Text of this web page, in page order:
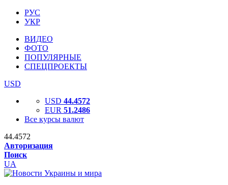
РУС
УКР
ВИДЕО
ФОТО
ПОПУЛЯРНЫЕ
СПЕЦПРОЕКТЫ
USD
USD 44.4572
EUR 51.2486
Все курсы валют
44.4572
Авторизация
Поиск
UA